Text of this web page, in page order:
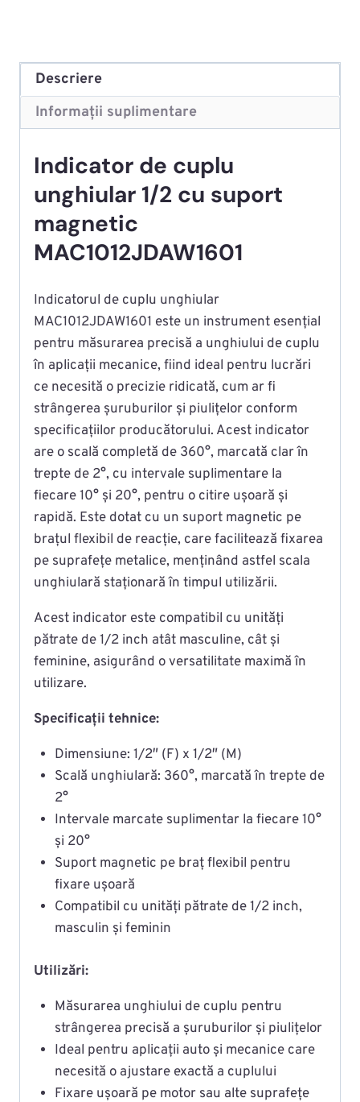
Descriere
Informații suplimentare
Indicator de cuplu
unghiular 1/2 cu suport
magnetic
MAC1012JDAW1601
Indicatorul de cuplu unghiular
MAC1012JDAW1601 este un instrument esențial
pentru măsurarea precisă a unghiului de cuplu
în aplicații mecanice, fiind ideal pentru lucrări
ce necesită o precizie ridicată, cum ar fi
strângerea șuruburilor și piulițelor conform
specificațiilor producătorului. Acest indicator
are o scală completă de 360°, marcată clar în
trepte de 2°, cu intervale suplimentare la
fiecare 10° și 20°, pentru o citire ușoară și
rapidă. Este dotat cu un suport magnetic pe
brațul flexibil de reacție, care facilitează fixarea
pe suprafețe metalice, menținând astfel scala
unghiulară staționară în timpul utilizării.
Acest indicator este compatibil cu unități
pătrate de 1/2 inch atât masculine, cât și
feminine, asigurând o versatilitate maximă în
utilizare.
Specificații tehnice:
Dimensiune: 1/2″ (F) x 1/2″ (M)
Scală unghiulară: 360°, marcată în trepte de
2°
Intervale marcate suplimentar la fiecare 10°
și 20°
Suport magnetic pe braț flexibil pentru
fixare ușoară
Compatibil cu unități pătrate de 1/2 inch,
masculin și feminin
Utilizări:
Măsurarea unghiului de cuplu pentru
strângerea precisă a șuruburilor și piulițelor
Ideal pentru aplicații auto și mecanice care
necesită o ajustare exactă a cuplului
Fixare ușoară pe motor sau alte suprafețe